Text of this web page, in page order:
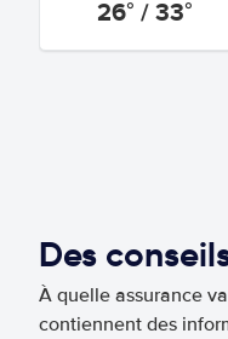
26° / 33°
Des
À quelle assurance
contiennent des